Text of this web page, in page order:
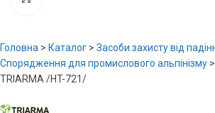
Головна > Каталог > Засоби захисту від
Спорядження для промислового альпінізму >
TRIARMA /HT-721/